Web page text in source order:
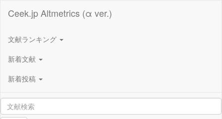
Ceek.jp Altmetrics (α ver.)
文献ランキング
新着文献
新着投稿